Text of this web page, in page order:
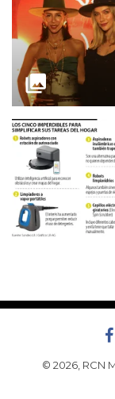
© 2026, RCN